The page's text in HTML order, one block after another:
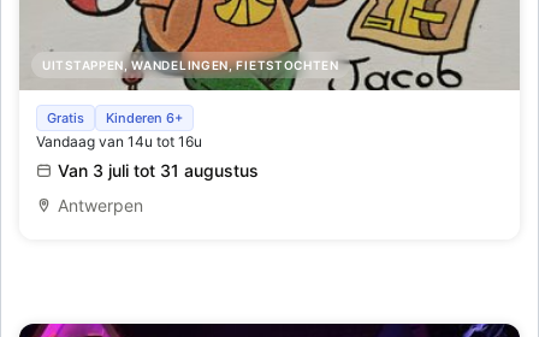
UITSTAPPEN, WANDELINGEN, FIETSTOCHTEN
Schat van vlieg zoektocht, heerlijk speurneuzen in de
kerk - zoveel te beleven
Gratis Kinderen 6+
Vandaag van 14u tot 16u
Van 3 juli tot 31 augustus
Antwerpen